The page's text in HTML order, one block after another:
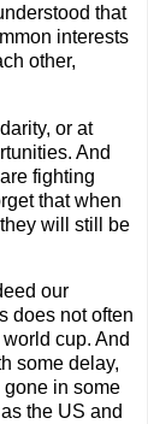
that
interests
other,
or at
And
fighting
that when
will still be
our
does not often
cup. And
some delay,
gone in some
the US and